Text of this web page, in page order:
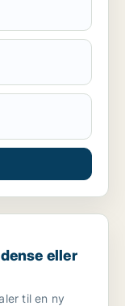
Middelfart
eller
til en ny